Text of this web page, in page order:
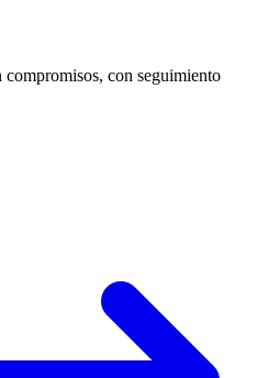
con seguimiento